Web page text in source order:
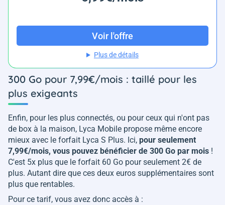
Voir l'offre
Plus de détails
300 Go pour 7,99€/mois : taillé pour les
plus exigeants
Enfin, pour les plus connectés, ou pour ceux qui n'ont pas
de box à la maison, Lyca Mobile propose même encore
mieux avec le forfait Lyca S Plus. Ici, pour seulement
7,99€/mois, vous pouvez bénéficier de 300 Go par mois !
C'est 5x plus que le forfait 60 Go pour seulement 2€ de
plus. Autant dire que ces deux euros supplémentaires sont
plus que rentables.
Pour ce tarif, vous avez donc accès à :